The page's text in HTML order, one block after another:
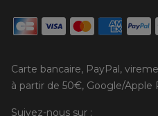
Carte bancaire, PayPal,
à partir de 50€, Google/Apple
Suivez-nous sur :